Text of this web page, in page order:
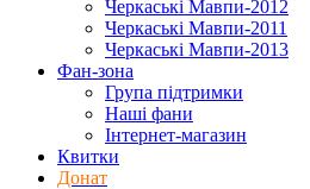
Черкаські Мавпи-2012
Черкаські Мавпи-2011
Черкаські Мавпи-2013
Фан-зона
Група підтримки
Наші фани
Інтернет-магазин
Квитки
Донат